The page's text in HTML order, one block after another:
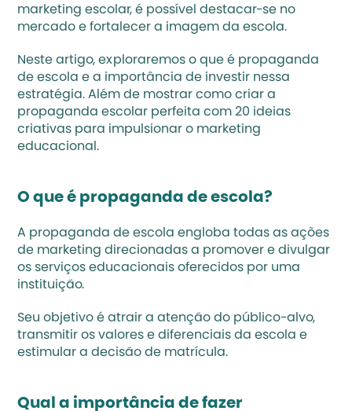
marketing escolar, é possível destacar-se no
mercado e fortalecer a imagem da escola.
Neste artigo, exploraremos o que é propaganda
de escola e a importância de investir nessa
estratégia. Além de mostrar como criar a
propaganda escolar perfeita com 20 ideias
criativas para impulsionar o marketing
educacional.
O que é propaganda de escola?
A propaganda de escola engloba todas as ações
de marketing direcionadas a promover e divulgar
os serviços educacionais oferecidos por uma
instituição.
Seu objetivo é atrair a atenção do público-alvo,
transmitir os valores e diferenciais da escola e
estimular a decisão de matrícula.
Qual a importância de fazer